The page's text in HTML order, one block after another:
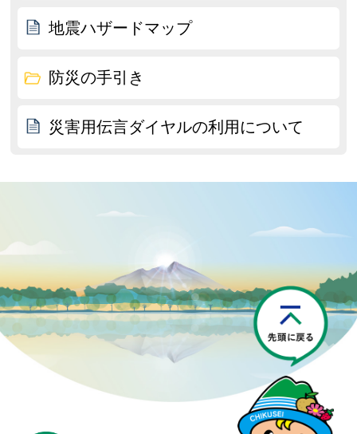
地震ハザードマップ
防災の手引き
災害用伝言ダイヤルの利用について